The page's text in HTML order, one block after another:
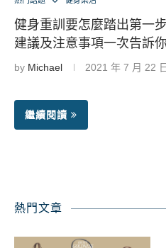
健身重訓要怎麼踏出第一
建議及注意事項一次告訴你
by Michael 2021 年 7 月 22 日
繼續閱讀
熱門文章